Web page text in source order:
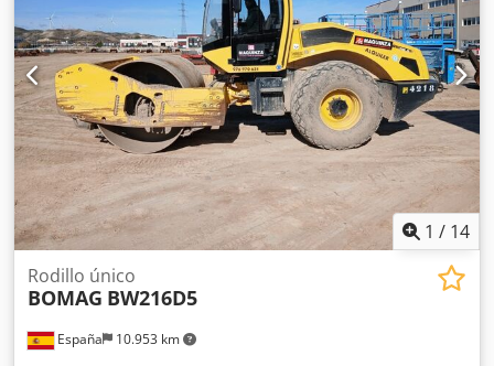
1 / 14
España 10.953 km
Rodillo único
BOMAG BW216D5